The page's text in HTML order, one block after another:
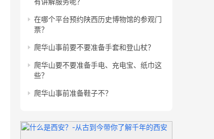
在哪个平台预约陕西历史博物馆的参观门
票？
爬华山事前要不要准备手套和登山杖？
爬华山要不要准备手电、充电宝、纸巾这
些？
爬华山事前准备鞋子不？